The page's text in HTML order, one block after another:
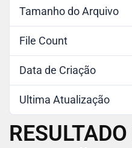
Tamanho do Arquivo
File Count
Data de Criação
Ultima Atualização